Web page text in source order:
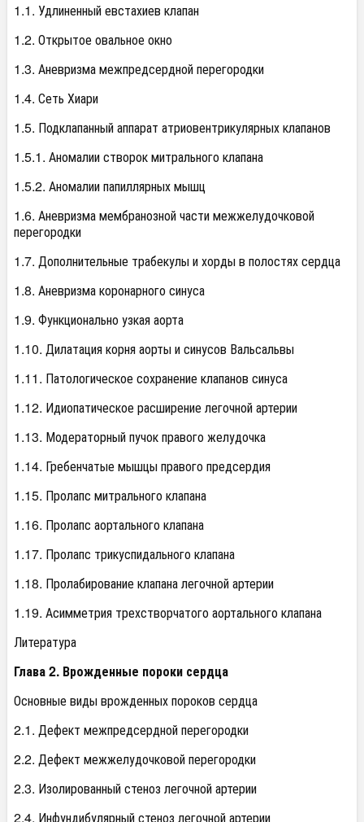
1.1. Удлиненный евстахиев клапан
1.2. Открытое овальное окно
1.3. Аневризма межпредсердной перегородки
1.4. Сеть Хиари
1.5. Подклапанный аппарат атриовентрикулярных клапанов
1.5.1. Аномалии створок митрального клапана
1.5.2. Аномалии папиллярных мышц
1.6. Аневризма мембранозной части межжелудочковой
перегородки
1.7. Дополнительные трабекулы и хорды в полостях сердца
1.8. Аневризма коронарного синуса
1.9. Функционально узкая аорта
1.10. Дилатация корня аорты и синусов Вальсальвы
1.11. Патологическое сохранение клапанов синуса
1.12. Идиопатическое расширение легочной артерии
1.13. Модераторный пучок правого желудочка
1.14. Гребенчатые мышцы правого предсердия
1.15. Пролапс митрального клапана
1.16. Пролапс аортального клапана
1.17. Пролапс трикуспидального клапана
1.18. Пролабирование клапана легочной артерии
1.19. Асимметрия трехстворчатого аортального клапана
Литература
Глава 2. Врожденные пороки сердца
Основные виды врожденных пороков сердца
2.1. Дефект межпредсердной перегородки
2.2. Дефект межжелудочковой перегородки
2.3. Изолированный стеноз легочной артерии
2.4. Инфундибулярный стеноз легочной артерии